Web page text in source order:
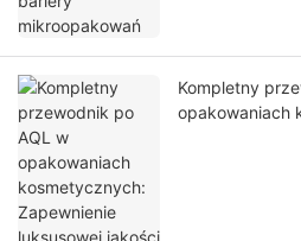
Kompletny
opakowaniach